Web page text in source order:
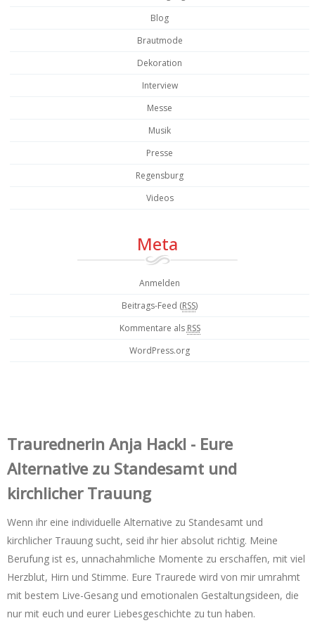
Blog
Brautmode
Dekoration
Interview
Messe
Musik
Presse
Regensburg
Videos
Meta
Anmelden
Beitrags-Feed (RSS)
Kommentare als RSS
WordPress.org
Trauredner‌in Anja Hackl - Eure
Alternative zu Standesamt und
kirchlicher Trauung
Wenn ihr eine individuelle Alternative zu Standesamt und
kirchlicher Trauung sucht, seid ihr hier absolut richtig. Meine
Berufung ist es, unnachahmliche Momente zu erschaffen, mit viel
Herzblut, Hirn und Stimme. Eure Traurede wird von mir umrahmt
mit bestem Live-Gesang und emotionalen Gestaltungsideen, die
nur mit euch und eurer Liebesgeschichte zu tun haben.